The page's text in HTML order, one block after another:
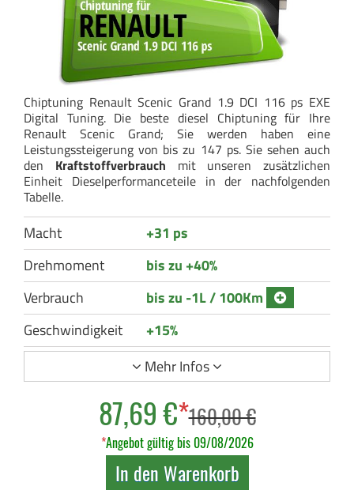
Chiptuning Renault Scenic Grand 1.9 DCI 116 ps EXE
Digital Tuning. Die beste diesel Chiptuning für Ihre
Renault Scenic Grand; Sie werden haben eine
Leistungssteigerung von bis zu 147 ps. Sie sehen auch
den Kraftstoffverbrauch mit unseren zusätzlichen
Einheit Dieselperformanceteile in der nachfolgenden
Tabelle.
Macht
+31 ps
Drehmoment
bis zu +40%
Verbrauch
bis zu -1L / 100Km
Geschwindigkeit
+15%
Mehr Infos
87,69 €*160,00 €
*Angebot gültig bis 09/08/2026
In den Warenkorb